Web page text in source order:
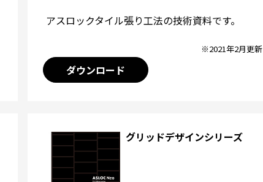
アスロックタイル張り工法の技術資料です。
※2021年2月更新
ダウンロード
グリッドデザインシリーズ